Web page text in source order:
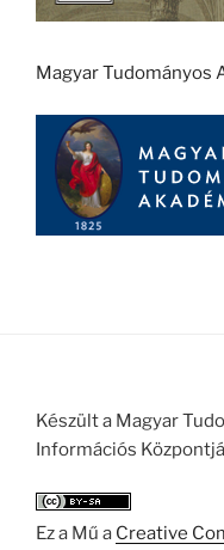
Magyar Tudományos
Készült a Magyar
Információs
Ez a Mű a Creative